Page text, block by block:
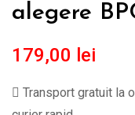
alegere
179,00 lei
Transport gratuit la